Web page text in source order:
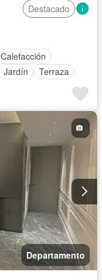
Destacado
Calefacción
Jardín Terraza
Departamento